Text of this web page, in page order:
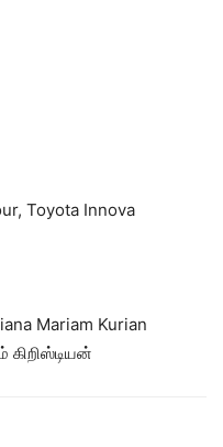
Toyota Innova
Mariam Kurian